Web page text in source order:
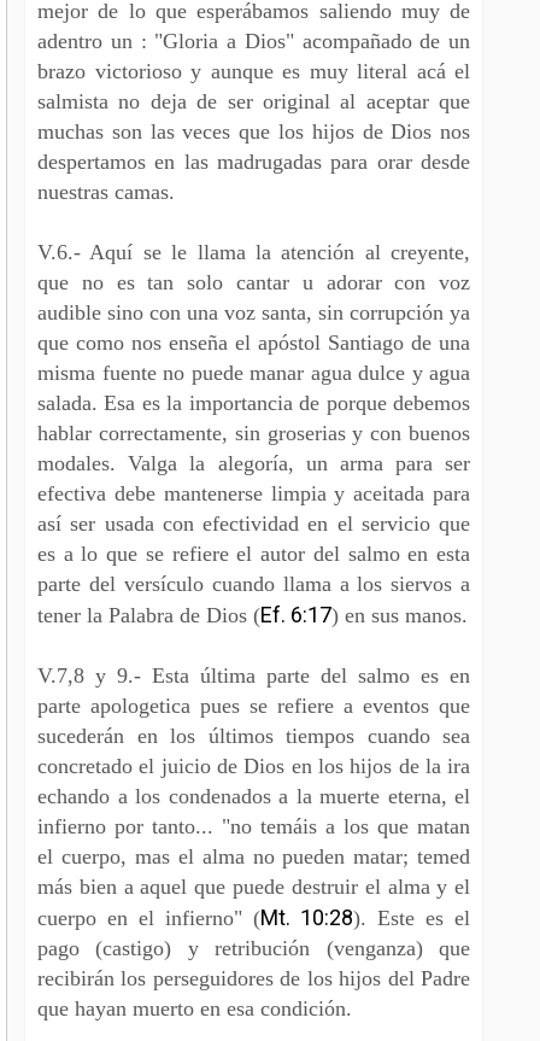
mejor de lo que esperábamos saliendo muy de
adentro un : "Gloria a Dios" acompañado de un
brazo victorioso y aunque es muy literal acá el
salmista no deja de ser original al aceptar que
muchas son las veces que los hijos de Dios nos
despertamos en las madrugadas para orar desde
nuestras camas.
V.6.- Aquí se le llama la atención al creyente,
que no es tan solo cantar u adorar con voz
audible sino con una voz santa, sin corrupción ya
que como nos enseña el apóstol Santiago de una
misma fuente no puede manar agua dulce y agua
salada. Esa es la importancia de porque debemos
hablar correctamente, sin groserias y con buenos
modales. Valga la alegoría, un arma para ser
efectiva debe mantenerse limpia y aceitada para
así ser usada con efectividad en el servicio que
es a lo que se refiere el autor del salmo en esta
parte del versículo cuando llama a los siervos a
tener la Palabra de Dios (Ef. 6:17) en sus manos.
V.7,8 y 9.- Esta última parte del salmo es en
parte apologetica pues se refiere a eventos que
sucederán en los últimos tiempos cuando sea
concretado el juicio de Dios en los hijos de la ira
echando a los condenados a la muerte eterna, el
infierno por tanto... "no temáis a los que matan
el cuerpo, mas el alma no pueden matar;temed
más bien a aquel que puede destruir el alma y el
cuerpo en el infierno" (Mt. 10:28). Este es el
pago (castigo) y retribución (venganza) que
recibirán los perseguidores de los hijos del Padre
que hayan muerto en esa condición.